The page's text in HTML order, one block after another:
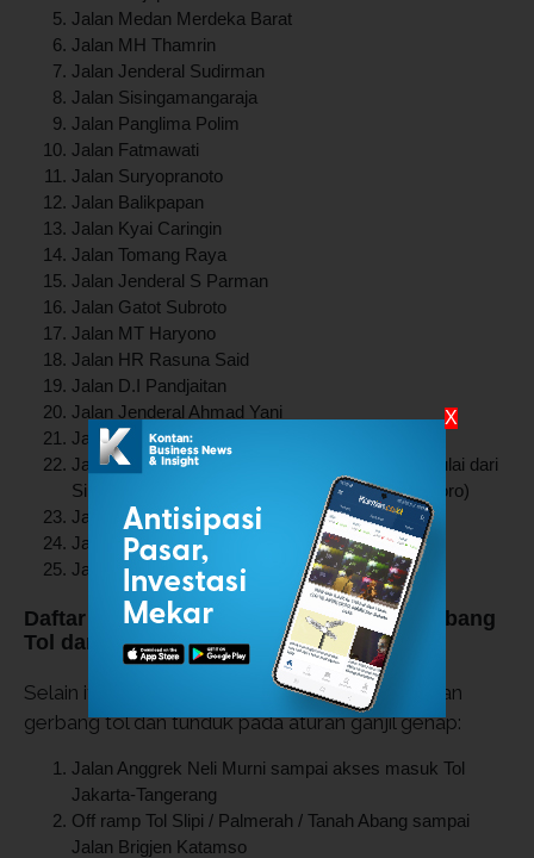
Jalan Medan Merdeka Barat
Jalan MH Thamrin
Jalan Jenderal Sudirman
Jalan Sisingamangaraja
Jalan Panglima Polim
Jalan Fatmawati
Jalan Suryopranoto
Jalan Balikpapan
Jalan Kyai Caringin
Jalan Tomang Raya
Jalan Jenderal S Parman
Jalan Gatot Subroto
Jalan MT Haryono
Jalan HR Rasuna Said
Jalan D.I Pandjaitan
Jalan Jenderal Ahmad Yani
Jalan Pramuka
Jalan Salemba Raya (sisi Barat, untuk Timur mulai dari
Simpang Jalan Paseban Raya sampai Diponegoro)
Jalan Kramat Raya
Jalan Stasiun Senen
Jalan Gunung Sahari
Daftar Jalan yang Terhubung dengan Gerbang
Tol dan Aturan Ganjil Genap
Selain itu, beberapa jalan juga terhubung dengan
gerbang tol dan tunduk pada aturan ganjil genap:
Jalan Anggrek Neli Murni sampai akses masuk Tol
Jakarta-Tangerang
Off ramp Tol Slipi / Palmerah / Tanah Abang sampai
Jalan Brigjen Katamso
X